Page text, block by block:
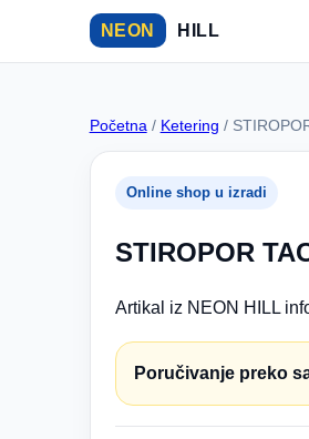
NEON HILL
Početna / Ketering /
Online shop u izradi
STIROPOR
Artikal iz NEON HILL
Poručivanje preko